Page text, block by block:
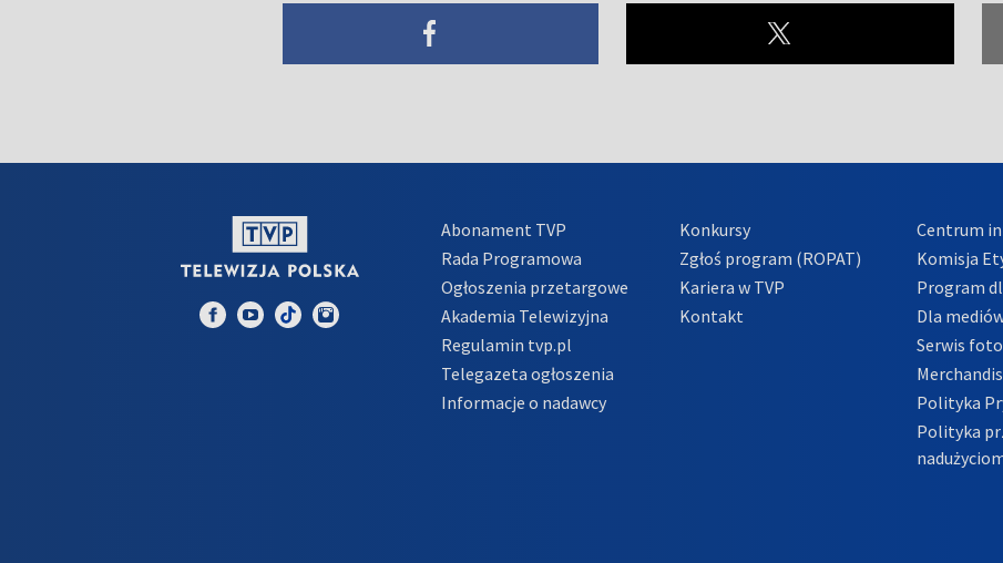
Abonament TVP
Rada Programowa
Ogłoszenia przetargowe
Akademia Telewizyjna
Regulamin tvp.pl
Telegazeta ogłoszenia
Informacje o nadawcy
Konkursy
Zgłoś program (ROPAT)
Kariera w TVP
Kontakt
Centrum
Komisja
Program
Dla
Serwis
Polityka
Polityka